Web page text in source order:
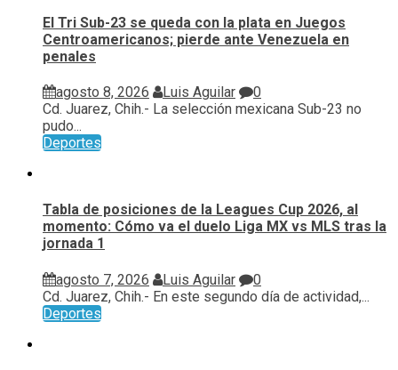
El Tri Sub-23 se queda con la plata en Juegos
Centroamericanos; pierde ante Venezuela en
penales
agosto 8, 2026 Luis Aguilar
0
Cd. Juarez, Chih.- La selección mexicana Sub-23 no
pudo...
Deportes
Tabla de posiciones de la Leagues Cup 2026, al
momento: Cómo va el duelo Liga MX vs MLS tras la
jornada 1
agosto 7, 2026 Luis Aguilar
0
Cd. Juarez, Chih.- En este segundo día de actividad,...
Deportes